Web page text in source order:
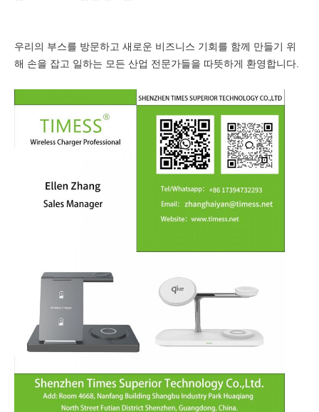
우리의 부스를 방문하고 새로운 비즈니스 기회를 함께 만들기 위
해 손을 잡고 일하는 모든 산업 전문가들을 따뜻하게 환영합니다.